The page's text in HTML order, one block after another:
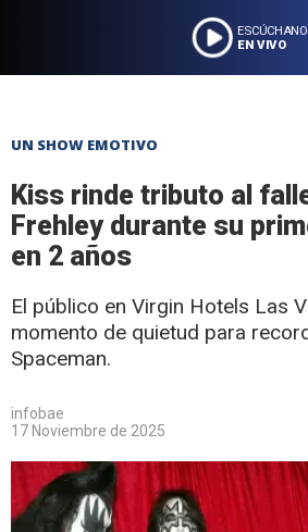
EN VIVO
UN SHOW EMOTIVO
Kiss rinde tributo al
Frehley durante su
en 2 años
El público en Virgin Hotels Las
momento de quietud para
Spaceman.
infobae
17 Noviembre de 2025